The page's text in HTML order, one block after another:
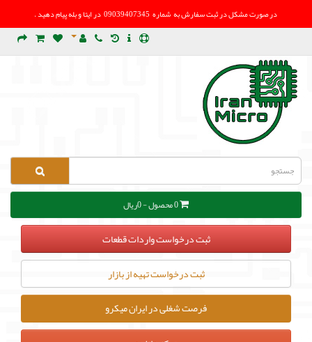
در صورت مشکل درثبت سفارش به شماره 09039407345 در ایتا و بله پیام دهید .
0 محصول - 0ریال
ثبت درخواست واردات قطعات
ثبت درخواست تهیه از بازار
فرصت شغلی در ایران میکرو